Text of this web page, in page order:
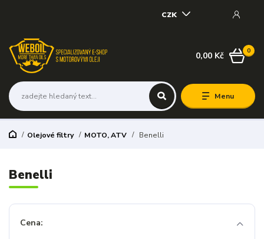
Menu
CZK
0
0,00 Kč
Olejové filtry MOTO, ATV Benelli
Benelli
Cena: